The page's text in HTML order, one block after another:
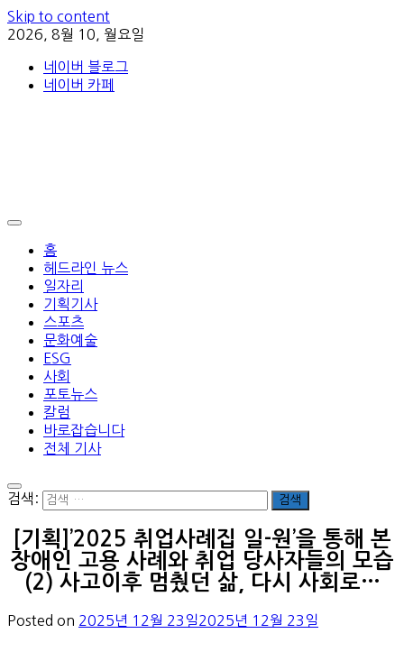
Skip to content
2026, 8월 10, 월요일
네이버 블로그
네이버 카페
홈
헤드라인 뉴스
일자리
기획기사
스포츠
문화예술
ESG
사회
포토뉴스
칼럼
바로잡습니다
전체 기사
검색:
[기획]’2025 취업사례집 일-원’을 통해 본
장애인 고용 사례와 취업 당사자들의 모습
(2) 사고이후 멈췄던 삶, 다시 사회로…
Posted on 2025년 12월 23일2025년 12월 23일